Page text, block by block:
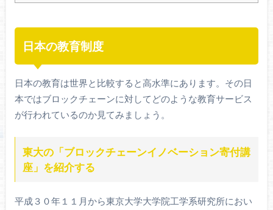
日本の教育制度
日本の教育は世界と比較すると高水準にあります。その日
本ではブロックチェーンに対してどのような教育サービス
が行われているのか見てみましょう。
東大の「ブロックチェーンイノベーション寄付講
座」を紹介する
平成３０年１１月から東京大学大学院工学系研究所におい